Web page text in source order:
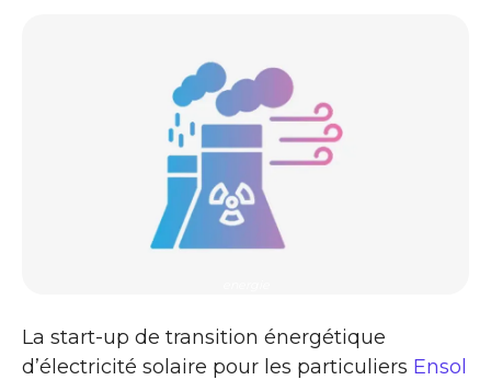
La start-up de transition énergétique
d’électricité solaire pour les particuliers Ensol